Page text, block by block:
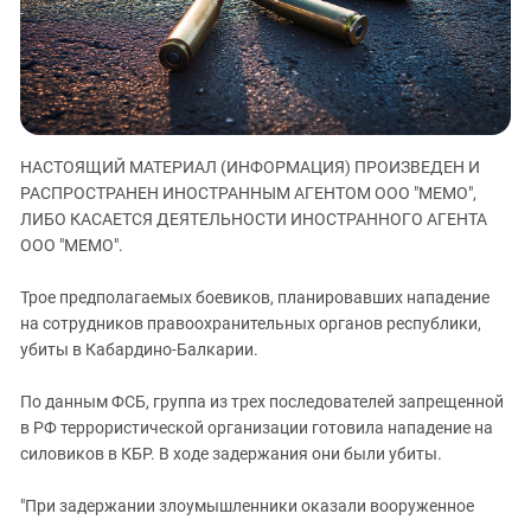
ЗАСТАВЛЯЕТ
КАВКАЗ ЗА ПАЛЕСТИНУ
ИНАКОМЫСЛИЕ В ЧЕЧНЕ
ПРЕСЛЕДОВАНИЕ АКТИВИСТОВ
МОБИЛИЗАЦИЯ И ПРОТЕСТЫ
Дагестан
Ингушетия
Кабардино-Балкария
Калмыкия
Карачаево-Черкесия
Краснодарский край
Нагорный Карабах
Северная Осетия - Алания
Ставропольский край
Чечня
Южная Осетия
НАСТОЯЩИЙ МАТЕРИАЛ (ИНФОРМАЦИЯ) ПРОИЗВЕДЕН И
РАСПРОСТРАНЕН ИНОСТРАННЫМ АГЕНТОМ ООО "МЕМО",
ЛИБО КАСАЕТСЯ ДЕЯТЕЛЬНОСТИ ИНОСТРАННОГО АГЕНТА
ООО "МЕМО".
Трое предполагаемых боевиков, планировавших нападение
на сотрудников правоохранительных органов республики,
убиты в Кабардино-Балкарии.
По данным ФСБ, группа из трех последователей запрещенной
в РФ террористической организации готовила нападение на
силовиков в КБР. В ходе задержания они были убиты.
"При задержании злоумышленники оказали вооруженное